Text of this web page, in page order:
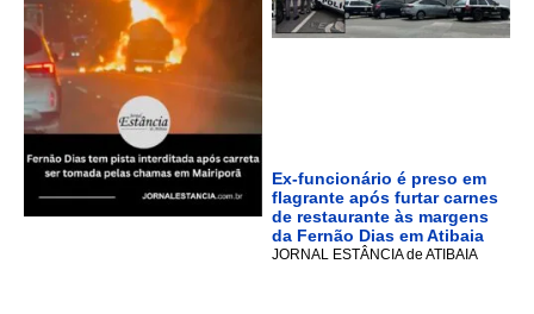
Ex-funcionário é preso em
flagrante após furtar carnes
de restaurante às margens
da Fernão Dias em Atibaia
JORNAL ESTÂNCIA de ATIBAIA